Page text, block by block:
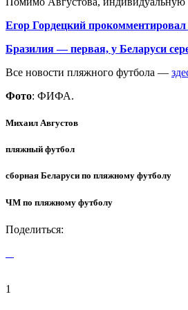
Егор Гордецкий
Бразилия — первая, у Беларуси
Все новости пляжного футбола —
Фото: ФИФА.
Михаил Августов
пляжный футбол
сборная Беларуси по пляжному футболу
ЧМ по пляжному футболу
Поделиться:
1